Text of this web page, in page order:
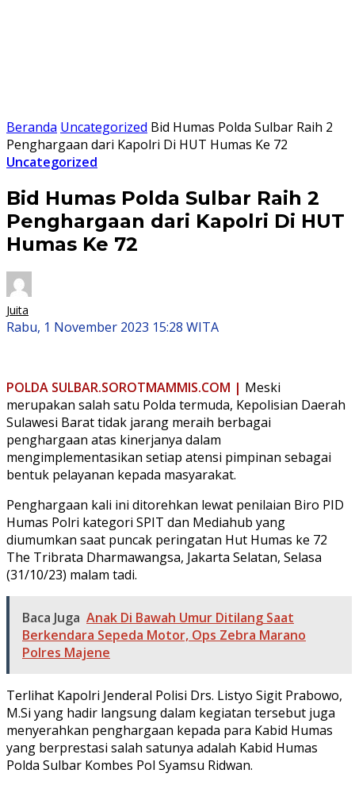
Beranda Uncategorized Bid Humas Polda Sulbar Raih 2
Penghargaan dari Kapolri Di HUT Humas Ke 72
Uncategorized
Bid Humas Polda Sulbar Raih 2
Penghargaan dari Kapolri Di HUT
Humas Ke 72
Juita
Rabu, 1 November 2023 15:28 WITA
POLDA SULBAR.SOROTMAMMIS.COM | Meski
merupakan salah satu Polda termuda, Kepolisian Daerah
Sulawesi Barat tidak jarang meraih berbagai
penghargaan atas kinerjanya dalam
mengimplementasikan setiap atensi pimpinan sebagai
bentuk pelayanan kepada masyarakat.
Penghargaan kali ini ditorehkan lewat penilaian Biro PID
Humas Polri kategori SPIT dan Mediahub yang
diumumkan saat puncak peringatan Hut Humas ke 72
The Tribrata Dharmawangsa, Jakarta Selatan, Selasa
(31/10/23) malam tadi.
Baca Juga Anak Di Bawah Umur Ditilang Saat
Berkendara Sepeda Motor, Ops Zebra Marano
Polres Majene
Terlihat Kapolri Jenderal Polisi Drs. Listyo Sigit Prabowo,
M.Si yang hadir langsung dalam kegiatan tersebut juga
menyerahkan penghargaan kepada para Kabid Humas
yang berprestasi salah satunya adalah Kabid Humas
Polda Sulbar Kombes Pol Syamsu Ridwan.